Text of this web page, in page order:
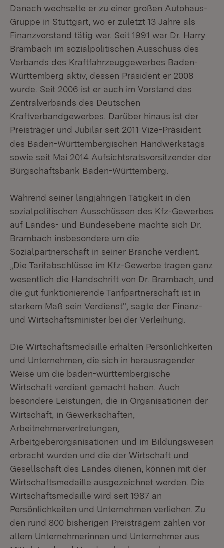
Danach wechselte er zu einer großen Autohaus-
Gruppe in Stuttgart, wo er zuletzt 13 Jahre als
Finanzvorstand tätig war. Seit 1991 war Dr. Harry
Brambach im sozialpolitischen Ausschuss des
Verbands des Kraftfahrzeuggewerbes Baden-
Württemberg aktiv, dessen Präsident er 2008
wurde. Seit 2006 ist er auch im Vorstand des
Zentralverbands des Deutschen
Kraftverbandgewerbes. Darüber hinaus ist der
Preisträger und Jubilar seit 2011 Vize-Präsident
des Baden-Württembergischen Handwerkstags
sowie seit Mai 2014 Aufsichtsratsvorsitzender der
Bürgschaftsbank Baden-Württemberg.
Während seiner langjährigen Tätigkeit in den
sozialpolitischen Ausschüssen des Kfz-Gewerbes
auf Landes- und Bundesebene machte sich Dr.
Brambach insbesondere um die
Sozialpartnerschaft in seiner Branche verdient.
„Die Tarifabschlüsse im Kfz-Gewerbe tragen ganz
wesentlich die Handschrift von Dr. Brambach, und
die gut funktionierende Tarifpartnerschaft ist in
starkem Maß sein Verdienst", sagte der Finanz-
und Wirtschaftsminister bei der Verleihung.
Die Wirtschaftsmedaille erhalten Persönlichkeiten
und Unternehmen, die sich in herausragender
Weise um die baden-württembergische
Wirtschaft verdient gemacht haben. Auch
besondere Leistungen, die in Organisationen der
Wirtschaft, in Gewerkschaften,
Arbeitnehmervertretungen,
Arbeitgeberorganisationen und im Bildungswesen
erbracht wurden und die der Wirtschaft und
Gesellschaft des Landes dienen, können mit der
Wirtschaftsmedaille ausgezeichnet werden. Die
Wirtschaftsmedaille wird seit 1987 an
Persönlichkeiten und Unternehmen verliehen. Zu
den rund 800 bisherigen Preisträgern zählen vor
allem Unternehmerinnen und Unternehmer aus